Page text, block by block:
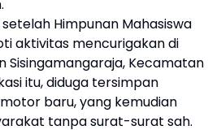
Himpunan Mahasiswa
aktivitas mencurigakan di
Sisingamangaraja, Kecamatan
itu, diduga tersimpan
baru, yang kemudian
tanpa surat-surat sah.